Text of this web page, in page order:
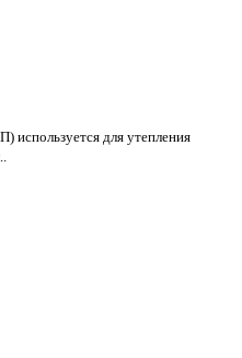
для утепления